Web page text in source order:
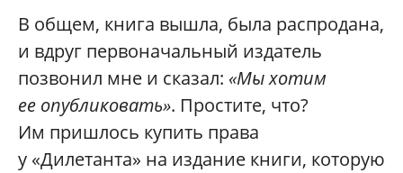
В общем, книга вышла, была распродана,
и вдруг первоначальный издатель
позвонил мне и сказал: «Мы хотим
ее опубликовать». Простите, что?
Им пришлось купить права
у «Дилетанта» на издание книги, которую